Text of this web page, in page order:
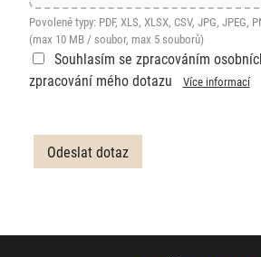
Povolené typy: PDF, XLS, XLSX, CSV, JPG, JPEG,
(max 10 MB / soubor, max 5 souborů)
Souhlasím se zpracováním
zpracování mého dotazu
Více informací